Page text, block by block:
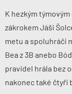
K hezkým
zákrokem Jáši
metu a spoluhráči
Bea z 3B anebo
pravidel hrála bez
nakonec také čtyři